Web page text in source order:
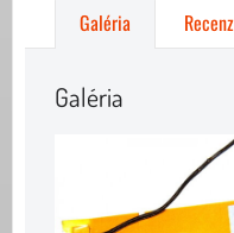
Galéria
Galéria